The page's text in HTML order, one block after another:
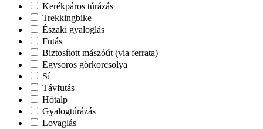
Kerékpáros túrázás
Trekkingbike
Északi gyaloglás
Futás
Biztosított mászóút (via ferrata)
Egysoros görkorcsolya
Sí
Távfutás
Hótalp
Gyalogtúrázás
Lovaglás